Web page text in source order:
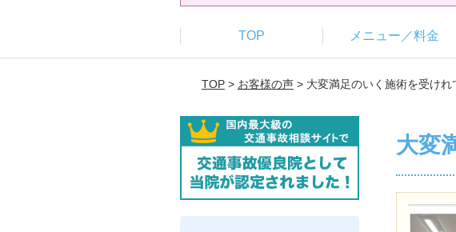
TOP メニュー／料金
TOP> お客様の声> 大変満足のいく施術を受けれ
大変